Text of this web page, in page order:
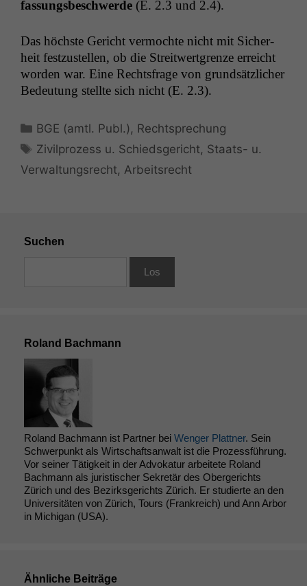
fas­sungs­beschw­erde (E. 2.3 und 2.4).
Das höch­ste Gericht ver­mochte nicht mit Sicher­
heit festzustellen, ob die Stre­itwert­gren­ze erre­icht
wor­den war. Eine Rechts­frage von grund­sät­zlich­er
Bedeu­tung stellte sich nicht (E. 2.3).
Kategorien
BGE (amtl. Publ.) , Rechtsprechung
Schlagwörter
Zivilprozess u. Schiedsgericht, Staats- u.
Verwaltungsrecht, Arbeitsrecht
Suchen
Roland Bachmann
Roland Bachmann ist Partner bei Wenger Plattner. Sein
Schwerpunkt als Wirtschaftsanwalt ist die Prozessführung.
Vor seiner Tätigkeit in der Advokatur arbeitete Roland
Bachmann als juristischer Sekretär des Obergerichts
Zürich und des Bezirksgerichts Zürich. Er studierte an den
Universitäten von Zürich, Tours (Frankreich) und Ann Arbor
in Michigan (USA).
Ähnliche Beiträge